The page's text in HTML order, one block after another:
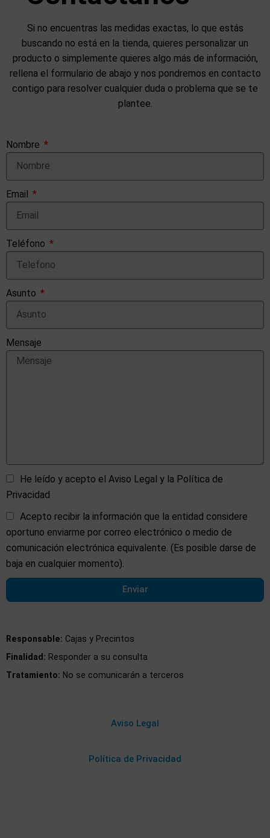
Si no encuentras las medidas exactas, lo que estás
buscando no está en la tienda, quieres personalizar un
producto o simplemente quieres algo más de información,
rellena el formulario de abajo y nos pondremos en contacto
contigo para resolver cualquier duda o problema que se te
plantee.
Nombre
Email
Teléfono
Asunto
Mensaje
He leído y acepto el Aviso Legal y la Política de
Privacidad
Acepto recibir la información que la entidad considere
oportuno enviarme por correo electrónico o medio de
comunicación electrónica equivalente. (Es posible darse de
baja en cualquier momento).
Enviar
Responsable: Cajas y Precintos
Finalidad: Responder a su consulta
Tratamiento: No se comunicarán a terceros
Aviso Legal
Política de Privacidad